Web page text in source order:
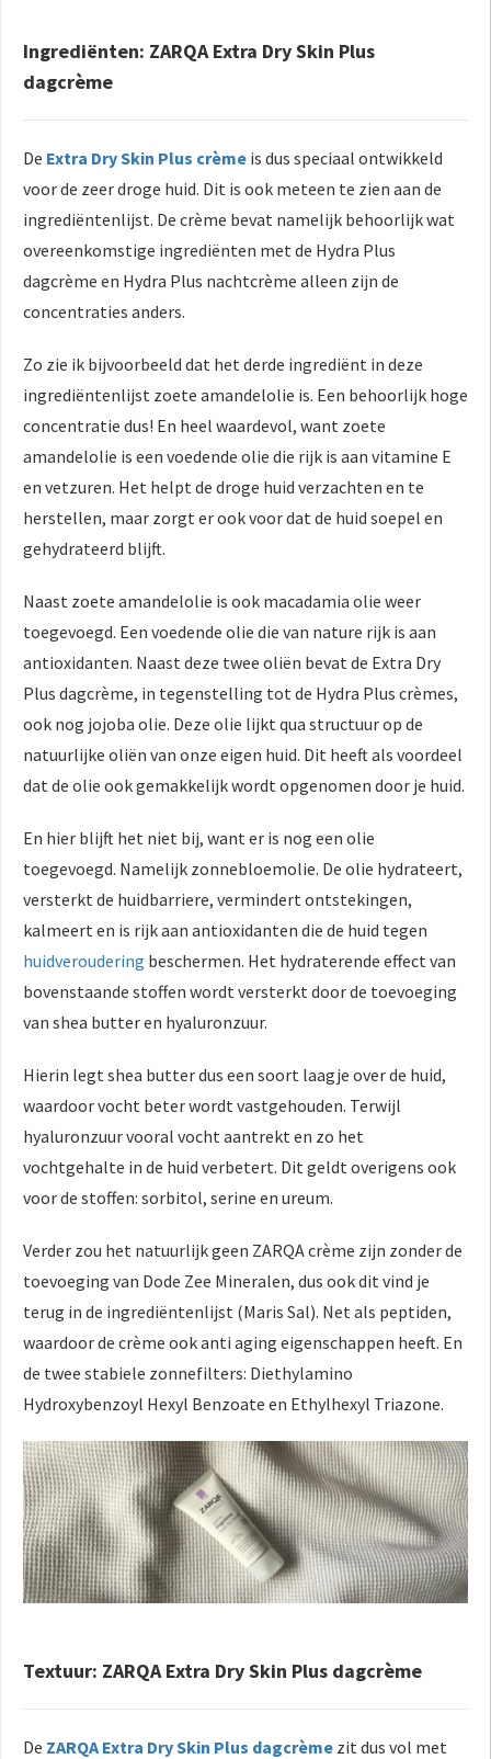
Ingrediënten: ZARQA Extra Dry Skin Plus
dagcrème
De Extra Dry Skin Plus crème is dus speciaal ontwikkeld
voor de zeer droge huid. Dit is ook meteen te zien aan de
ingrediëntenlijst. De crème bevat namelijk behoorlijk wat
overeenkomstige ingrediënten met de Hydra Plus
dagcrème en Hydra Plus nachtcrème alleen zijn de
concentraties anders.
Zo zie ik bijvoorbeeld dat het derde ingrediënt in deze
ingrediëntenlijst zoete amandelolie is. Een behoorlijk hoge
concentratie dus! En heel waardevol, want zoete
amandelolie is een voedende olie die rijk is aan vitamine E
en vetzuren. Het helpt de droge huid verzachten en te
herstellen, maar zorgt er ook voor dat de huid soepel en
gehydrateerd blijft.
Naast zoete amandelolie is ook macadamia olie weer
toegevoegd. Een voedende olie die van nature rijk is aan
antioxidanten. Naast deze twee oliën bevat de Extra Dry
Plus dagcrème, in tegenstelling tot de Hydra Plus crèmes,
ook nog jojoba olie. Deze olie lijkt qua structuur op de
natuurlijke oliën van onze eigen huid. Dit heeft als voordeel
dat de olie ook gemakkelijk wordt opgenomen door je huid.
En hier blijft het niet bij, want er is nog een olie
toegevoegd. Namelijk zonnebloemolie. De olie hydrateert,
versterkt de huidbarriere, vermindert ontstekingen,
kalmeert en is rijk aan antioxidanten die de huid tegen
huidveroudering beschermen. Het hydraterende effect van
bovenstaande stoffen wordt versterkt door de toevoeging
van shea butter en hyaluronzuur.
Hierin legt shea butter dus een soort laagje over de huid,
waardoor vocht beter wordt vastgehouden. Terwijl
hyaluronzuur vooral vocht aantrekt en zo het
vochtgehalte in de huid verbetert. Dit geldt overigens ook
voor de stoffen: sorbitol, serine en ureum.
Verder zou het natuurlijk geen ZARQA crème zijn zonder de
toevoeging van Dode Zee Mineralen, dus ook dit vind je
terug in de ingrediëntenlijst (Maris Sal). Net als peptiden,
waardoor de crème ook anti aging eigenschappen heeft. En
de twee stabiele zonnefilters: Diethylamino
Hydroxybenzoyl Hexyl Benzoate en Ethylhexyl Triazone.
Textuur: ZARQA Extra Dry Skin Plus dagcrème
De ZARQA Extra Dry Skin Plus dagcrème zit dus vol met